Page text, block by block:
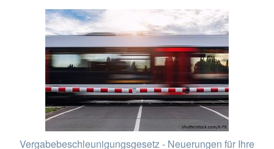
Vergabebeschleunigungsgesetz - Neuerungen für Ihre